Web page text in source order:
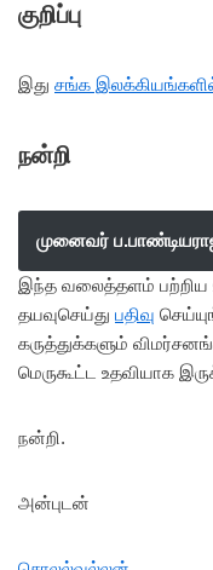
குறிப்பு
இது சங்க
நன்றி
முனைவர்
இந்த வலைத்தளம்
தயவுசெய்து பதிவு
கருத்துக்களும்
மெருகூட்ட உதவியாக
நன்றி.
அன்புடன்